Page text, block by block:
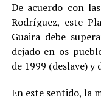
De acuerdo con
Rodríguez, este
Guaira debe
dejado en os
de 1999 (deslave) y
En este sentido, la